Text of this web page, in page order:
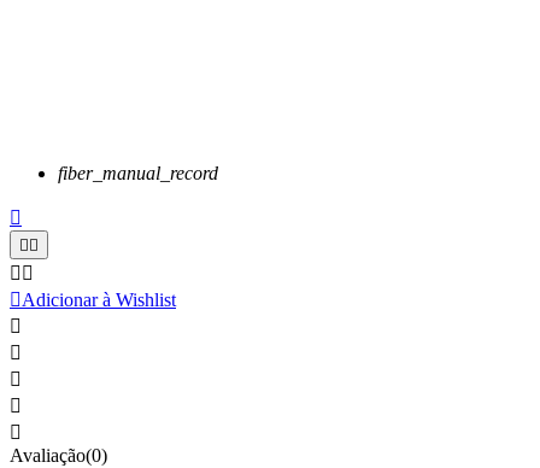
fiber_manual_record

 
 
Adicionar à Wishlist





Avaliação(0)